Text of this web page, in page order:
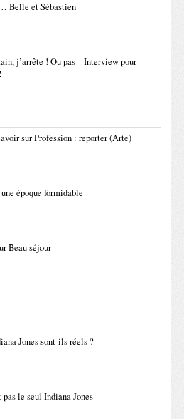
Belle et Sébastien
j’arrête ! Ou pas – Interview pour
sur Profession : reporter (Arte)
époque formidable
Beau séjour
Jones sont-ils réels ?
pas le seul Indiana Jones